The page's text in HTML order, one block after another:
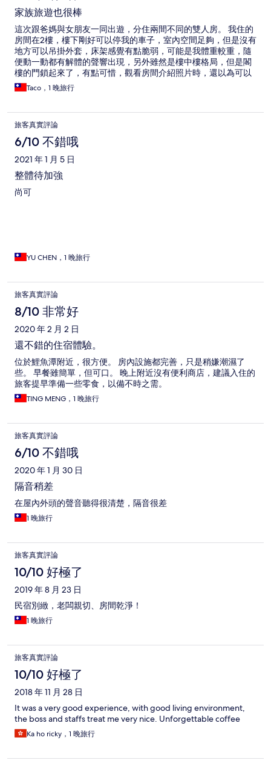
家族旅遊也很棒
這次跟爸媽與女朋友一同出遊，分住兩間不同的雙人房。 我住的
房間在2樓，樓下剛好可以停我的車子，室內空間足夠，但是沒有
地方可以吊掛外套，床架感覺有點脆弱，可能是我體重較重，隨
便動一動都有解體的聲響出現，另外雖然是樓中樓格局，但是閣
樓的門鎖起來了，有點可惜，觀看房間介紹照片時，還以為可以
躺著看天窗外的星星。 爸媽住的房間在一樓，室內空間比我的更
大，有一個衣櫃可以掛外套，床架穩固許多，但是爸爸覺得床太
紀之後比較適合硬一點的床。 早餐是由餐廳統一出餐，份量不
多，但是有機會親自喝到老闆泡的咖啡，大家都說讚。 入住前也
有人員會主動電話聯繫，服務佳。 總分10分給10分，要是可以開
放閣樓就給11分哈。推薦大家入住，旁邊就是鯉魚潭，無論是參
加活動或是自己逛逛都很棒。
Taco，1 晚旅行
旅客真實評論
6/10 不錯哦
2021 年 1 月 5 日
整體待加強
尚可
YU CHEN，1 晚旅行
旅客真實評論
8/10 非常好
2020 年 2 月 2 日
還不錯的住宿體驗。
位於鯉魚潭附近，很方便。 房內設施都完善，只是稍嫌潮濕了
些。 早餐雖簡單，但可口。 晚上附近沒有便利商店，建議入住的
旅客提早準備一些零食，以備不時之需。
TING MENG，1 晚旅行
旅客真實評論
6/10 不錯哦
2020 年 1 月 30 日
隔音稍差
在屋內外頭的聲音聽得很清楚，隔音很差
1 晚旅行
旅客真實評論
10/10 好極了
2019 年 8 月 23 日
民宿別緻，老闆親切、房間乾淨！
1 晚旅行
旅客真實評論
10/10 好極了
2018 年 11 月 28 日
It was a very good experience, with good living environment,
the boss and staffs treat me very nice. Unforgettable coffee
Ka ho ricky，1 晚旅行